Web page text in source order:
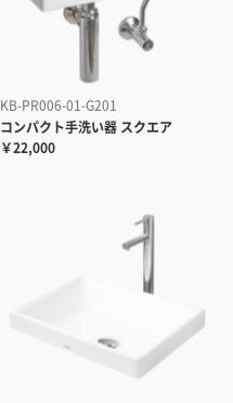
KB-PR006-01-G201
コンパクト手洗い器 スクエア
￥22,000